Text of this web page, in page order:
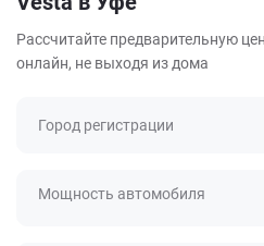
Рассчитайте предварительную
онлайн, не выходя из дома
Город регистрации
Мощность автомобиля